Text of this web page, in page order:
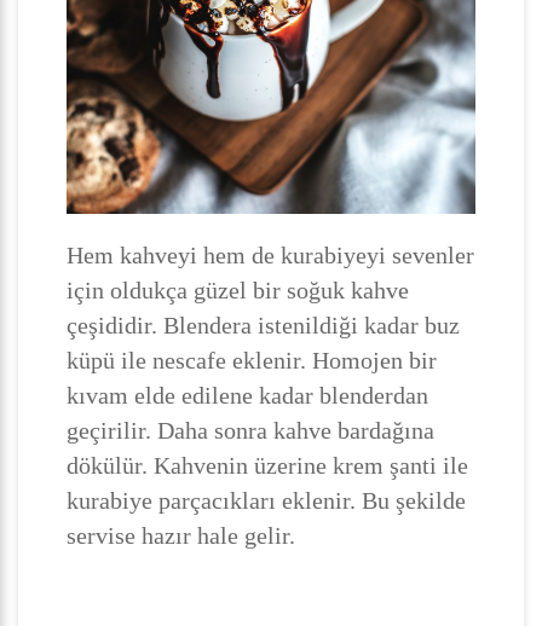
Hem kahveyi hem de kurabiyeyi sevenler
için oldukça güzel bir soğuk kahve
çeşididir. Blendera istenildiği kadar buz
küpü ile nescafe eklenir. Homojen bir
kıvam elde edilene kadar blenderdan
geçirilir. Daha sonra kahve bardağına
dökülür. Kahvenin üzerine krem şanti ile
kurabiye parçacıkları eklenir. Bu şekilde
servise hazır hale gelir.